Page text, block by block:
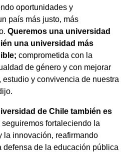
oportunidades y
país más justo, más
Queremos una universidad
una universidad más
comprometida con la
de género y con mejorar
estudio y convivencia de nuestra
de Chile también es
seguiremos fortaleciendo la
la innovación, reafirmando
defensa de la educación pública